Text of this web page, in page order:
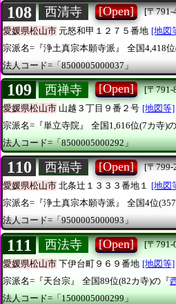
108 西清寺 [Open]
[〒791-
愛媛県松山市 元怒和甲１２７５番地 [地図
宗派名=『浄土真宗本願寺派』
全国4,418
法人コード=「8500005000037」
109 西禅寺 [Open]
[〒791-
愛媛県松山市 山越３丁目９番２号 [地図等]
宗派名=『単立寺院』
全国1,616位(7カ寺)
法人コード=「8500005000292」
110 西福寺 [Open]
[〒799-
愛媛県松山市 北条辻１３３３番地１ [地図
宗派名=『浄土真宗本願寺派』
全国4位
法人コード=「9500005000093」
111 西法寺 [Open]
[〒791-
愛媛県松山市 下伊台町９６９番地 [地図等]
宗派名=『天台宗』
全国89位(82カ寺)の『
法人コード=「1500005000299」